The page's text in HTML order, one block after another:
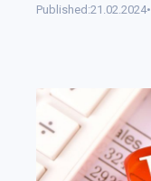
Published:21.02.2024•